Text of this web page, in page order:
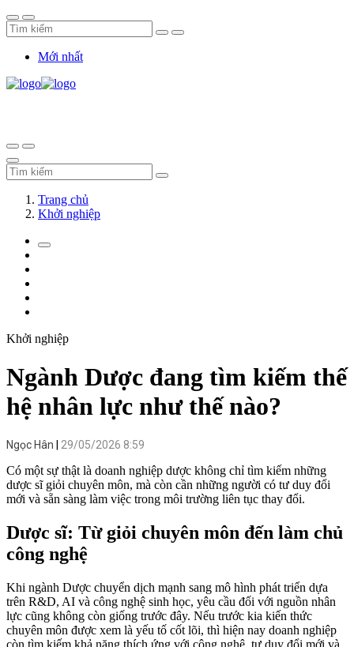
Mới nhất
Trang chủ
Khởi nghiệp
Khởi nghiệp
Ngành Dược đang tìm kiếm thế
hệ nhân lực như thế nào?
Ngọc Hân 29/05/2026 8:59
Có một sự thật là doanh nghiệp dược không chỉ tìm kiếm những
dược sĩ giỏi chuyên môn, mà còn cần những người có tư duy đổi
mới và sẵn sàng làm việc trong môi trường liên tục thay đổi.
Dược sĩ: Từ giỏi chuyên môn đến làm chủ
công nghệ
Khi ngành Dược chuyển dịch mạnh sang mô hình phát triển dựa
trên R&D, AI và công nghệ sinh học, yêu cầu đối với nguồn nhân
lực cũng không còn giống trước đây. Nếu trước kia kiến thức
chuyên môn được xem là yếu tố cốt lõi, thì hiện nay doanh nghiệp
còn tìm kiếm khả năng thích ứng với công nghệ, tư duy đổi mới và